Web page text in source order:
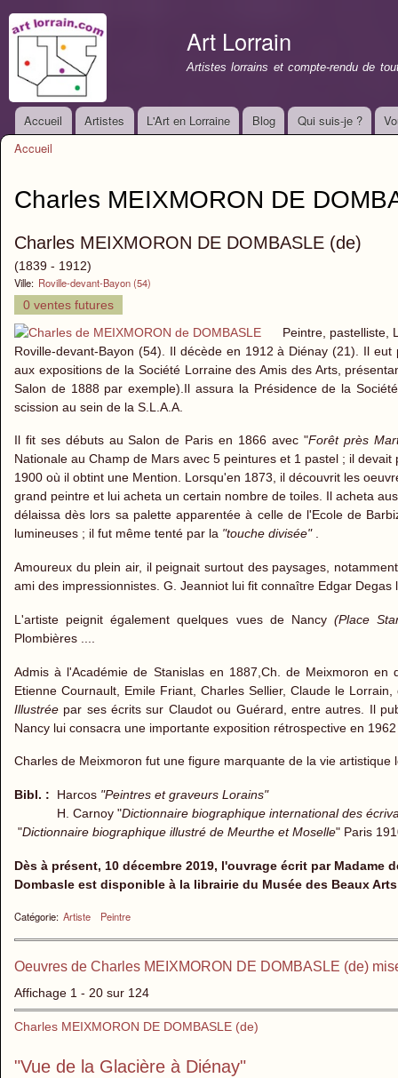
Art Lorrain
Artistes lorrains et compte-rendu de
Menu principal
Accueil Artistes L'Art en Lorraine Blog Qui suis-je ?
Accueil
Charles MEIXMORON DE
Charles MEIXMORON DE DOMBASLE (de)
(1839 - 1912)
Ville: Roville-devant-Bayon (54)
0 ventes futures
Peintre, pastelliste,
Roville-devant-Bayon (54). Il décède en 1912 à Diénay (21). Il
aux expositions de la Société Lorraine des Amis des Arts,
Salon de 1888 par exemple).Il assura la Présidence de la
scission au sein de la S.L.A.A.
Il fit ses débuts au Salon de Paris en 1866 avec "Forêt près
Nationale au Champ de Mars avec 5 peintures et 1 pastel ; il
1900 où il obtint une Mention. Lorsqu'en 1873, il découvrit les
grand peintre et lui acheta un certain nombre de toiles. Il acheta
délaissa dès lors sa palette apparentée à celle de l'Ecole de
lumineuses ; il fut même tenté par la "touche divisée".
Amoureux du plein air, il peignait surtout des paysages,
ami des impressionnistes. G. Jeanniot lui fit connaître Edgar Degas
L'artiste peignit également quelques vues de Nancy (Place
Plombières ....
Admis à l'Académie de Stanislas en 1887,Ch. de Meixmoron
Etienne Cournault, Emile Friant, Charles Sellier, Claude le
Illustrée par ses écrits sur Claudot ou Guérard, entre autres. Il
Nancy lui consacra une importante exposition rétrospective en
Charles de Meixmoron fut une figure marquante de la vie artistique
Bibl. : Harcos "Peintres et graveurs Lorains"
H. Carnoy "Dictionnaire biographique international des
"Dictionnaire biographique illustré de Meurthe et Moselle" Paris
Dès à présent, 10 décembre 2019, l'ouvrage écrit par
Dombasle est disponible à la librairie du Musée des Beaux
Catégorie: Artiste Peintre
Oeuvres de Charles MEIXMORON DE DOMBASLE (de)
Affichage 1 - 20 sur 124
Charles MEIXMORON DE DOMBASLE (de)
"Vue de la Glacière à Diénay"